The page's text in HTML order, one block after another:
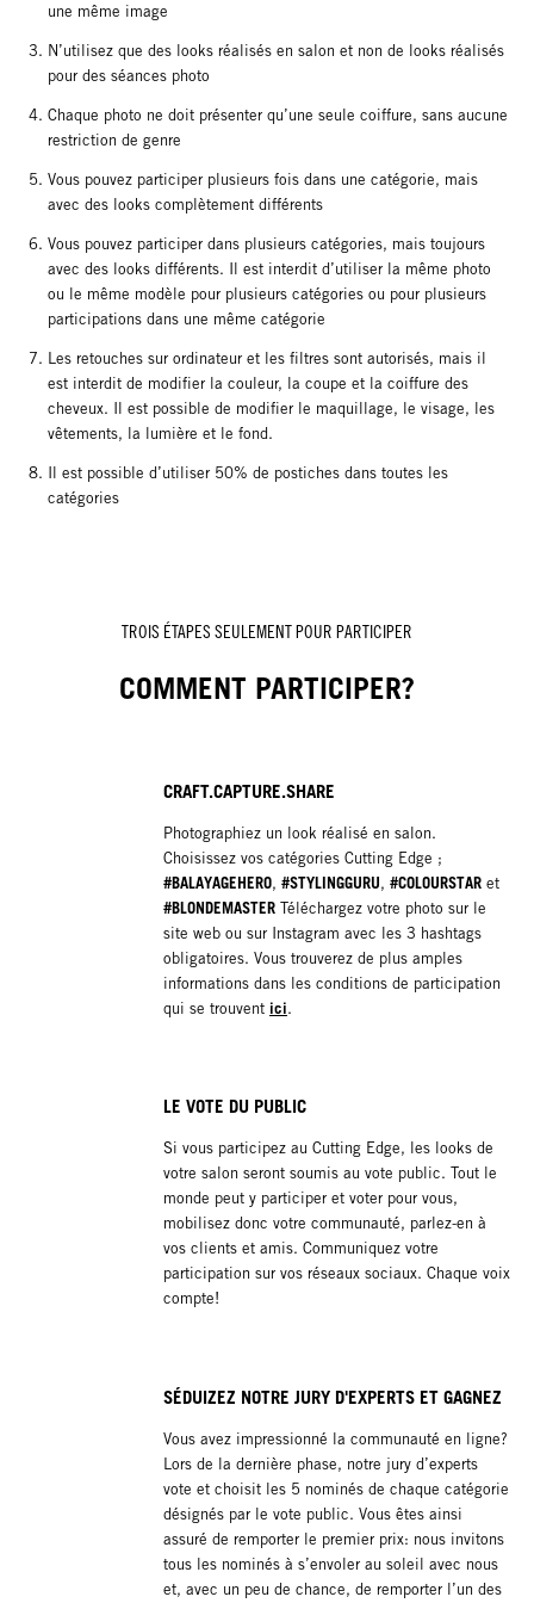
une même image
N’utilisez que des looks réalisés en salon et non de looks réalisés
pour des séances photo
Chaque photo ne doit présenter qu’une seule coiffure, sans aucune
restriction de genre
Vous pouvez participer plusieurs fois dans une catégorie, mais
avec des looks complètement différents
Vous pouvez participer dans plusieurs catégories, mais toujours
avec des looks différents. Il est interdit d’utiliser la même photo
ou le même modèle pour plusieurs catégories ou pour plusieurs
participations dans une même catégorie
Les retouches sur ordinateur et les filtres sont autorisés, mais il
est interdit de modifier la couleur, la coupe et la coiffure des
cheveux. Il est possible de modifier le maquillage, le visage, les
vêtements, la lumière et le fond.
Il est possible d’utiliser 50% de postiches dans toutes les
catégories
TROIS ÉTAPES SEULEMENT POUR PARTICIPER
COMMENT PARTICIPER?
CRAFT.CAPTURE.SHARE
Photographiez un look réalisé en salon.
Choisissez vos catégories Cutting Edge ;
#BALAYAGEHERO, #STYLINGGURU, #COLOURSTAR et
#BLONDEMASTER Téléchargez votre photo sur le
site web ou sur Instagram avec les 3 hashtags
obligatoires. Vous trouverez de plus amples
informations dans les conditions de participation
qui se trouvent ici.
LE VOTE DU PUBLIC
Si vous participez au Cutting Edge, les looks de
votre salon seront soumis au vote public. Tout le
monde peut y participer et voter pour vous,
mobilisez donc votre communauté, parlez-en à
vos clients et amis. Communiquez votre
participation sur vos réseaux sociaux. Chaque voix
compte!
SÉDUIZEZ NOTRE JURY D'EXPERTS ET GAGNEZ
Vous avez impressionné la communauté en ligne?
Lors de la dernière phase, notre jury d’experts
vote et choisit les 5 nominés de chaque catégorie
désignés par le vote public. Vous êtes ainsi
assuré de remporter le premier prix: nous invitons
tous les nominés à s’envoler au soleil avec nous
et, avec un peu de chance, de remporter l’un des